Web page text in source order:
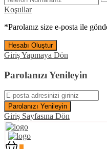
Koşullar
*Parolanız size e-posta ile
Hesabı Oluştur
Giriş Yapmaya Dön
Parolanızı Yenileyin
Parolanızı Yenileyin
Giriş Sayfasına Dön